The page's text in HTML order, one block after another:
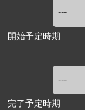
開始予定時期
完了予定時期